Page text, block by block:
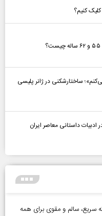
کنیم؟
ساختارشکنی در ژانر پلیسی
ادبیات داستانی معاصر ایران
کنم؟ معرفی ۳۰ صبحانه سریع، سالم و مقوی برای همه